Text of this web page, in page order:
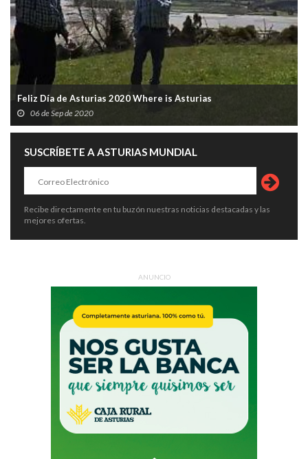
Feliz Día de Asturias 2020 Where is Asturias
06 de Sep de 2020
SUSCRÍBETE A ASTURIAS MUNDIAL
Recibe directamente en tu buzón nuestras noticias destacadas y las
mejores ofertas.
ANUNCIO